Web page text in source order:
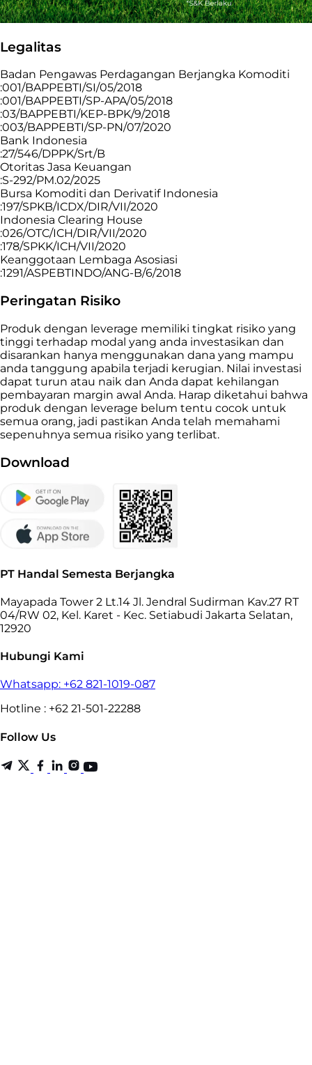
Legalitas
Badan Pengawas Perdagangan Berjangka Komoditi
:001/BAPPEBTI/SI/05/2018
:001/BAPPEBTI/SP-APA/05/2018
:03/BAPPEBTI/KEP-BPK/9/2018
:003/BAPPEBTI/SP-PN/07/2020
Bank Indonesia
:27/546/DPPK/Srt/B
Otoritas Jasa Keuangan
:S-292/PM.02/2025
Bursa Komoditi dan Derivatif Indonesia
:197/SPKB/ICDX/DIR/VII/2020
Indonesia Clearing House
:026/OTC/ICH/DIR/VII/2020
:178/SPKK/ICH/VII/2020
Keanggotaan Lembaga Asosiasi
:1291/ASPEBTINDO/ANG-B/6/2018
Peringatan Risiko
Produk dengan leverage memiliki tingkat risiko yang
tinggi terhadap modal yang anda investasikan dan
disarankan hanya menggunakan dana yang mampu
anda tanggung apabila terjadi kerugian. Nilai investasi
dapat turun atau naik dan Anda dapat kehilangan
pembayaran margin awal Anda. Harap diketahui bahwa
produk dengan leverage belum tentu cocok untuk
semua orang, jadi pastikan Anda telah memahami
sepenuhnya semua risiko yang terlibat.
Download
PT Handal Semesta Berjangka
Mayapada Tower 2 Lt.14 Jl. Jendral Sudirman Kav.27 RT
04/RW 02, Kel. Karet - Kec. Setiabudi Jakarta Selatan,
12920
Hubungi Kami
Whatsapp: +62 821-1019-087
Hotline : +62 21-501-22288
Follow Us